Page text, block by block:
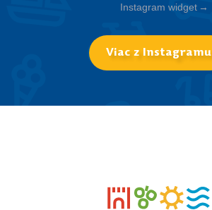
Instagram widget →
Viac z Instagramu